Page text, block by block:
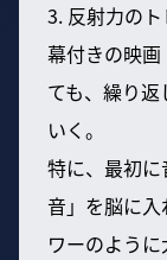
3. 反射力の
幕付きの映
ても、繰り
いく。
特に、最初
音」を脳に
ワーのよう